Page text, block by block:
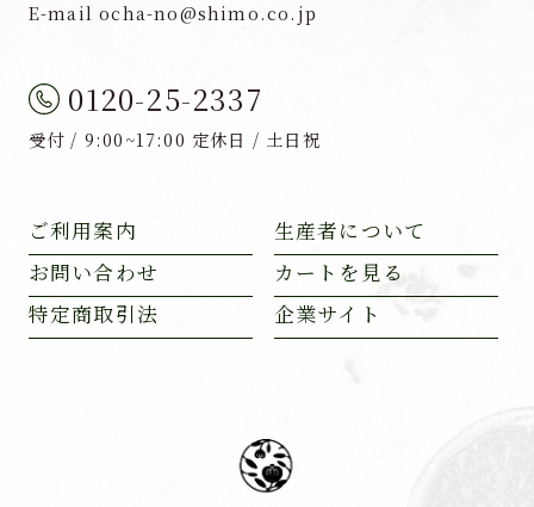
E-mail ocha-no@shimo.co.jp
0120-25-2337
受付 / 9:00~17:00 定休日 / 土日祝
ご利用案内
生産者について
お問い合わせ
カートを見る
特定商取引法
企業サイト